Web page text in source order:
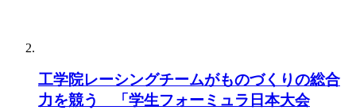
工学院レーシングチームがものづくりの総合
力を競う 「学生フォーミュラ日本大会